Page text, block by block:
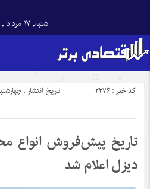
شنبه, ۱۷ مرداد , ۱۴۰۵
تاریخ انتشار : چهارشنبه ۳ اسفند ۱۴۰۱ - کد خبر : 2276
تاریخ پیش‌فروش انواع
دیزل اعلام شد